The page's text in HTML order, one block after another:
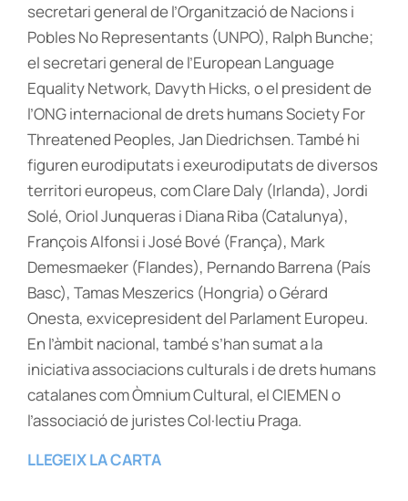
secretari general de l’Organització de Nacions i
Pobles No Representants (UNPO), Ralph Bunche;
el secretari general de l’European Language
Equality Network, Davyth Hicks, o el president de
l’ONG internacional de drets humans Society For
Threatened Peoples, Jan Diedrichsen. També hi
figuren eurodiputats i exeurodiputats de diversos
territori europeus, com Clare Daly (Irlanda), Jordi
Solé, Oriol Junqueras i Diana Riba (Catalunya),
François Alfonsi i José Bové (França), Mark
Demesmaeker (Flandes), Pernando Barrena (País
Basc), Tamas Meszerics (Hongria) o Gérard
Onesta, exvicepresident del Parlament Europeu.
En l’àmbit nacional, també s’han sumat a la
iniciativa associacions culturals i de drets humans
catalanes com Òmnium Cultural, el CIEMEN o
l’associació de juristes Col·lectiu Praga.
LLEGEIX LA CARTA